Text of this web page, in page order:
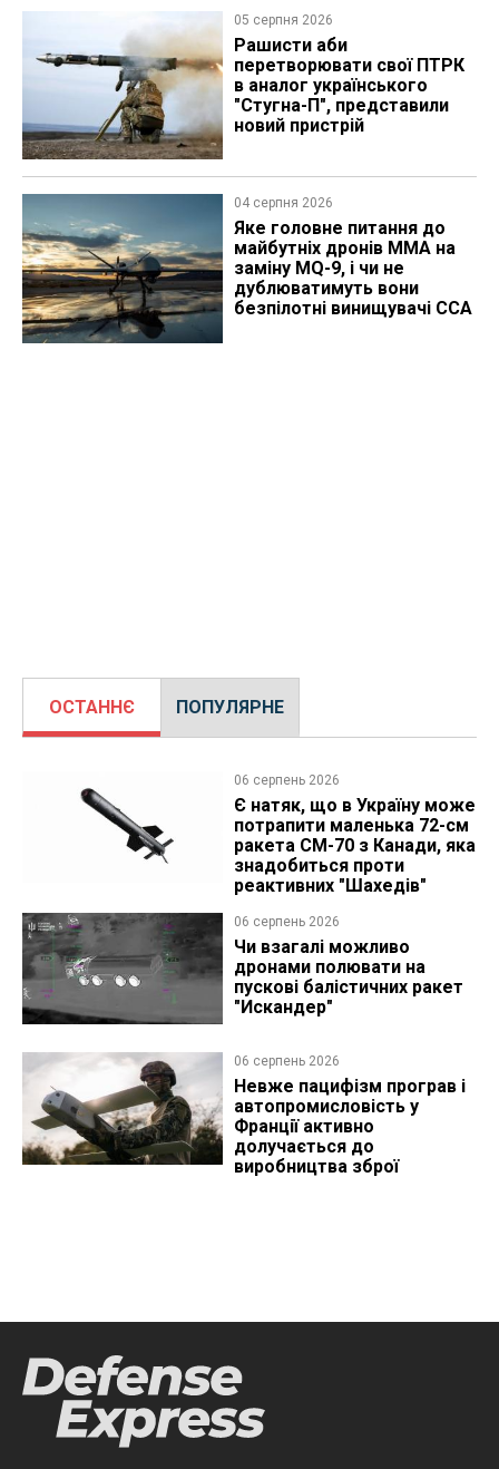
05 серпня 2026
Рашисти аби
перетворювати свої ПТРК
в аналог українського
"Стугна-П", представили
новий пристрій
04 серпня 2026
Яке головне питання до
майбутніх дронів MMA на
заміну MQ-9, і чи не
дублюватимуть вони
безпілотні винищувачі CCA
ОСТАННЄ ПОПУЛЯРНЕ
06 серпень 2026
Є натяк, що в Україну може
потрапити маленька 72-см
ракета CM-70 з Канади, яка
знадобиться проти
реактивних "Шахедів"
06 серпень 2026
Чи взагалі можливо
дронами полювати на
пускові балістичних ракет
"Искандер"
06 серпень 2026
Невже пацифізм програв і
автопромисловість у
Франції активно
долучається до
виробництва зброї